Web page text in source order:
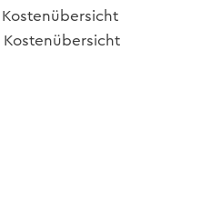
Kostenübersicht